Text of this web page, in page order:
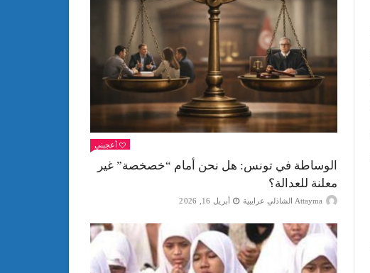
أعجبني
الوساطة في تونس: هل نحن أمام “خصخصة” غير
معلنة للعدالة؟
Attayma الشاذلي عرايبية أبريل 16, 2026